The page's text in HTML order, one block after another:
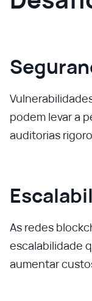
podem levar a
auditorias
As redes
escalabilidade
aumentar